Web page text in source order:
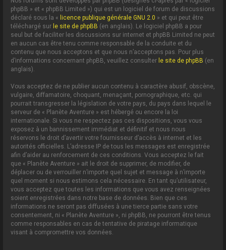
phpBB » et « phpBB Limited ») qui est un logiciel de forum de discussions
déclaré sous la « licence publique générale GNU 2.0 » et qui peut être
téléchargé sur le site de phpBB (en anglais). Le logiciel phpBB a pour
seul but de faciliter les discussions sur internet et phpBB Limited ne peut
en aucun cas être tenu comme responsable de la conduite et du
contenu que nous acceptons et que nous n’acceptons pas. Pour plus
d’informations concernant phpBB, veuillez consulter le site de phpBB (en
anglais).
Vous acceptez de ne publier aucun contenu à caractère abusif, obscène,
vulgaire, diffamatoire, choquant, menaçant, pornographique, etc. qui
pourrait transgresser la législation de votre pays, du pays dans lequel le
serveur de « Planète Aventure » est hébergé ou encore la loi
internationale. Si vous ne respectez pas ces dispositions, vous vous
exposez à un bannissement immédiat et définitif et nous nous
réservons le droit d’avertir votre fournisseur d’accès à internet et les
autorités officielles. L’adresse IP de tous les messages est enregistrée
afin d’aider au renforcement de ces conditions. Vous acceptez le fait
que « Planète Aventure » ait le droit de supprimer, de modifier, de
déplacer ou de verrouiller n’importe quel sujet et message à n’importe
quel moment si nous estimons cela nécessaire. En tant qu’utilisateur,
vous acceptez que toutes les informations que vous avez renseignées
soient enregistrées dans notre base de données. Bien que ces
informations ne seront pas diffusées à une tierce partie sans votre
consentement, ni « Planète Aventure », ni phpBB, ne pourront être tenus
comme responsables en cas de tentative de piratage informatique
visant à compromettre vos données.